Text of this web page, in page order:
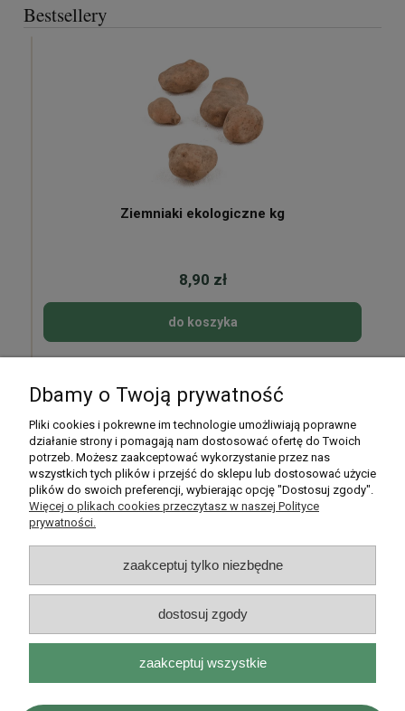
Bestsellery
Ziemniaki ekologiczne kg
8,90 zł
do koszyka
Moje konto
Płatności i dostawa
Informacje
O nas
Rarytasy Dolnośląskie | ul. Olszewskiego 99, 51-638 Wrocław |
kontakt@rarytasydolnoslaskie.pl|537 71 71 71| NIP: 8982036706 |
Dbamy o Twoją prywatność
Pliki cookies i pokrewne im technologie umożliwiają poprawne
działanie strony i pomagają nam dostosować ofertę do Twoich
potrzeb. Możesz zaakceptować wykorzystanie przez nas
wszystkich tych plików i przejść do sklepu lub dostosować użycie
plików do swoich preferencji, wybierając opcję "Dostosuj zgody".
Więcej o plikach cookies przeczytasz w naszej Polityce
prywatności.
zaakceptuj tylko niezbędne
dostosuj zgody
zaakceptuj wszystkie